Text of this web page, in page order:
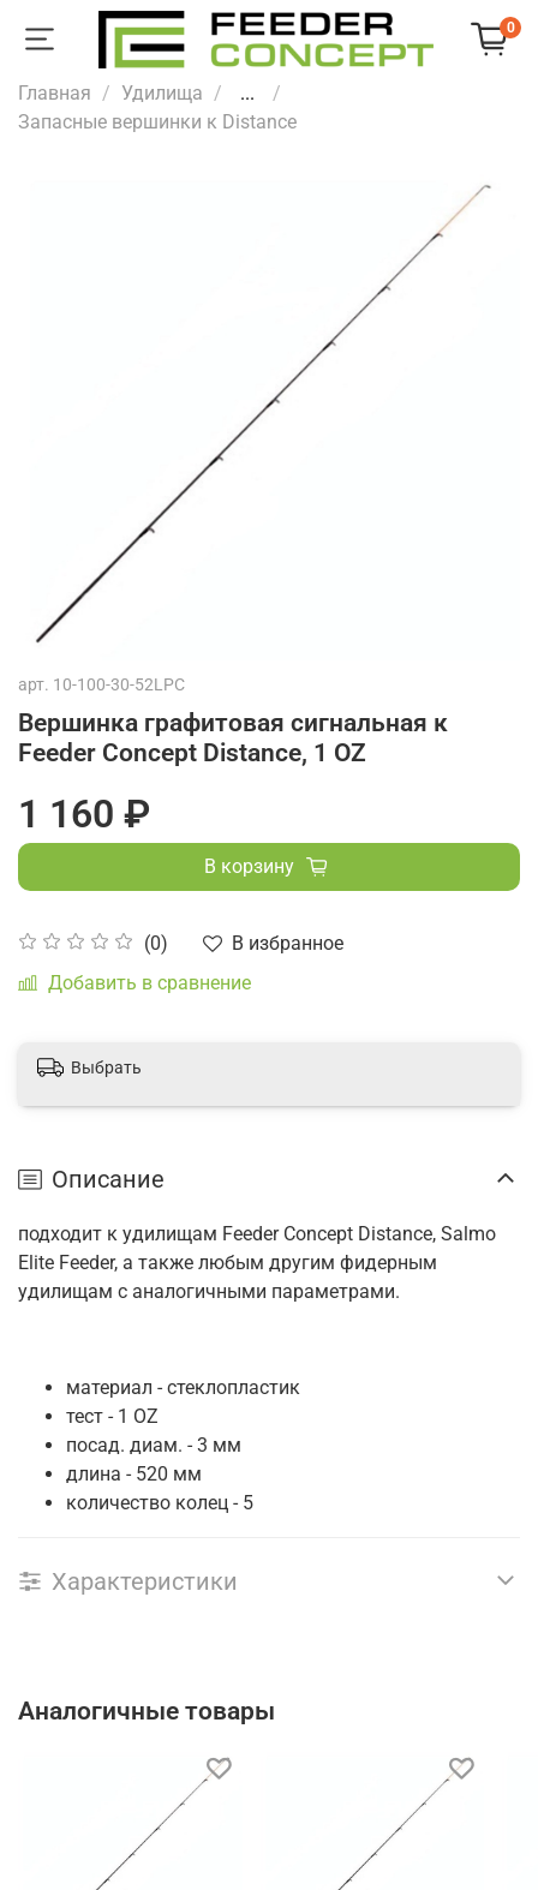
0
Главная Удилища
...
Запасные вершинки к Distance
арт. 10-100-30-52LPC
Вершинка графитовая сигнальная к
Feeder Concept Distance, 1 OZ
(0)
В избранное
Добавить в сравнение
1 160 ₽
В корзину
Выбрать
Описание
подходит к удилищам Feeder Concept Distance, Salmo
Elite Feeder, а также любым другим фидерным
удилищам с аналогичными параметрами.
материал - стеклопластик
тест - 1 OZ
посад. диам. - 3 мм
длина - 520 мм
количество колец - 5
Характеристики
Аналогичные товары